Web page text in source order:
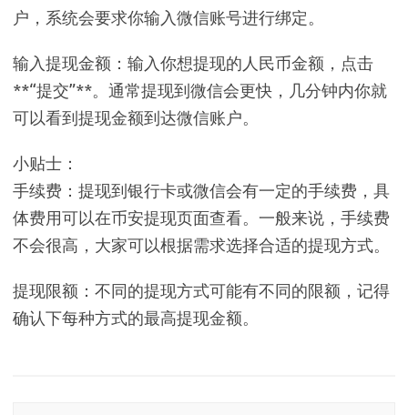
户，系统会要求你输入微信账号进行绑定。
输入提现金额：输入你想提现的人民币金额，点击
**“提交”**。通常提现到微信会更快，几分钟内你就
可以看到提现金额到达微信账户。
小贴士：
手续费：提现到银行卡或微信会有一定的手续费，具
体费用可以在币安提现页面查看。一般来说，手续费
不会很高，大家可以根据需求选择合适的提现方式。
提现限额：不同的提现方式可能有不同的限额，记得
确认下每种方式的最高提现金额。